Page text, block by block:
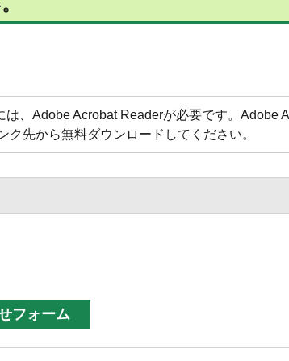
、Adobe Acrobat Readerが必要です。Adobe
先から無料ダウンロードしてください。